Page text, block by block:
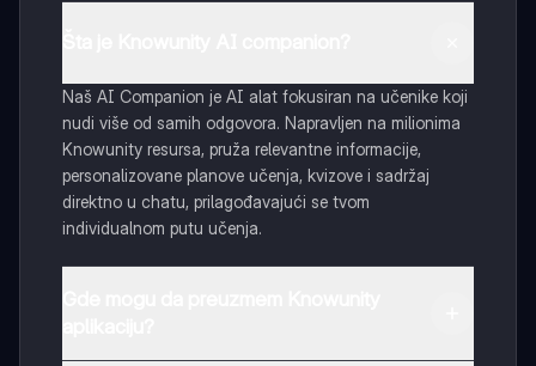
Naš AI Companion je AI alat fokusiran na učenike koji
nudi više od samih odgovora. Napravljen na milionima
Knowunity resursa, pruža relevantne informacije,
personalizovane planove učenja, kvizove i sadržaj
direktno u chatu, prilagođavajući se tvom
individualnom putu učenja.